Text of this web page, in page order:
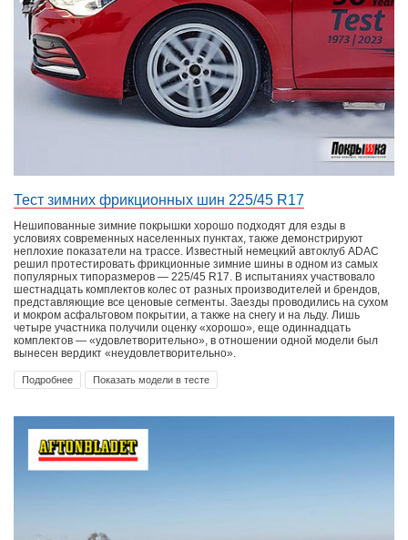
Тест зимних фрикционных шин 225/45 R17
Нешипованные зимние покрышки хорошо подходят для езды в
условиях современных населенных пунктах, также демонстрируют
неплохие показатели на трассе. Известный немецкий автоклуб ADAC
решил протестировать фрикционные зимние шины в одном из самых
популярных типоразмеров — 225/45 R17. В испытаниях участвовало
шестнадцать комплектов колес от разных производителей и брендов,
представляющие все ценовые сегменты. Заезды проводились на сухом
и мокром асфальтовом покрытии, а также на снегу и на льду. Лишь
четыре участника получили оценку «хорошо», еще одиннадцать
комплектов — «удовлетворительно», в отношении одной модели был
вынесен вердикт «неудовлетворительно».
Подробнее Показать модели в тесте